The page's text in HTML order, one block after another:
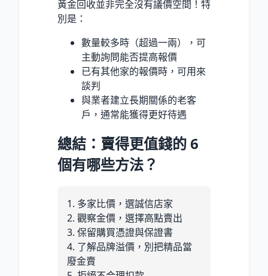
黃金回收並非完全沒有議價空間！特
別是：
數量較多時（超過一兩），可
主動詢問能否提高報價
已有其他家的報價時，可用來
談判
與業者建立長期關係的老客
戶，通常能獲得更好待遇
總結：賣得更值錢的 6
個有哪些方法？
1. 多家比價，選誠信店家
2. 觀察金價，選擇高點賣出
3. 保留購買憑證與保證書
4. 了解品牌溢價，別把精品當
廢金賣